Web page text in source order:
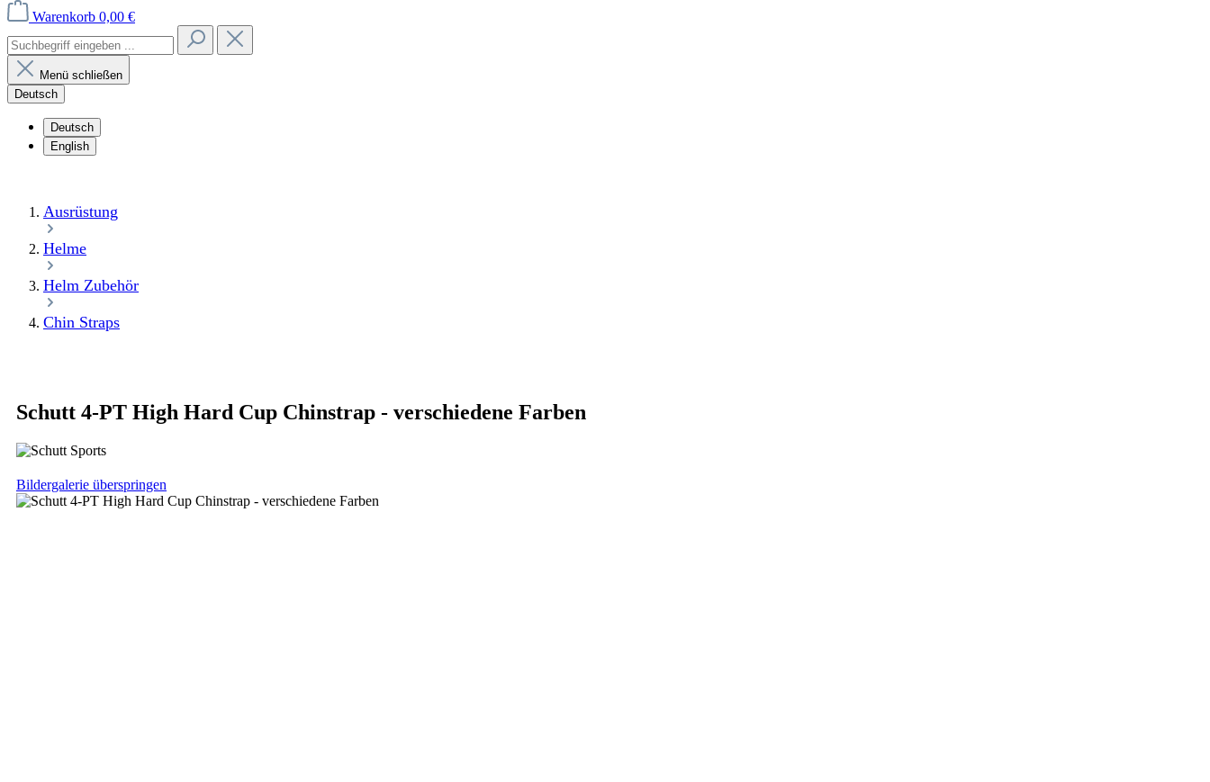
Warenkorb 0,00 €
Menü schließen
Deutsch
Deutsch
English
Ausrüstung
Helme
Helm Zubehör
Chin Straps
Schutt 4-PT High Hard Cup Chinstrap - verschiedene Farben
Bildergalerie überspringen